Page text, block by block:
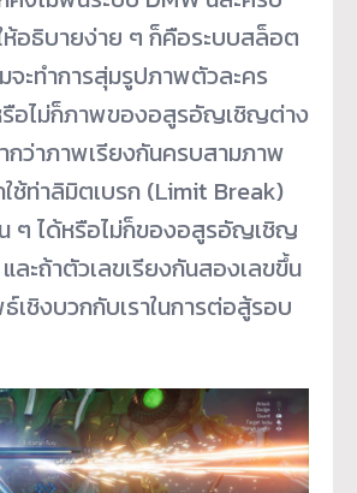
ห้อธิบายง่าย ๆ ก็คือระบบสล็อต
จะทำการสุ่มรูปภาพตัวละคร
รือไม่ก็ภาพของอสูรอัญเชิญต่าง
กว่าภาพเรียงกันครบสามภาพ
ใช้ท่าลิมิตเบรก (Limit Break)
ๆ ได้หรือไม่ก็ของอสูรอัญเชิญ
ละถ้าตัวเลขเรียงกันสองเลขขึ้น
เชิงบวกกับเราในการต่อสู้รอบ